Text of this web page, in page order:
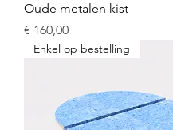
Oude metalen kist
Prijs
€ 160,00
Enkel op bestelling